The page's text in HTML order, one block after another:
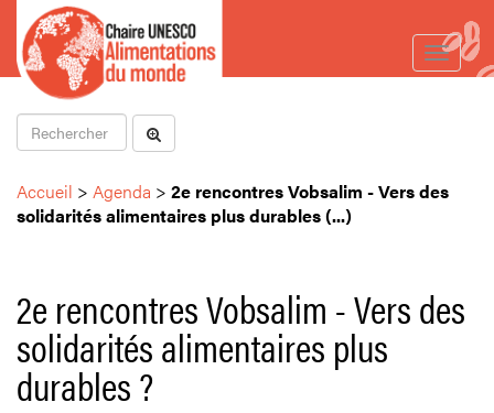
Toggle
Accueil > Agenda > 2e rencontres Vobsalim - Vers des
solidarités alimentaires plus durables (...)
2e rencontres Vobsalim - Vers des
solidarités alimentaires plus
durables ?